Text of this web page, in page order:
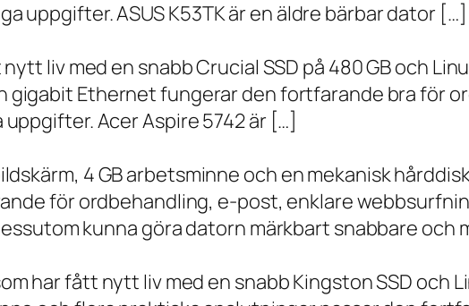
uppgifter. ASUS K53TK är en äldre bärbar dator […]
liv med en snabb Crucial SSD på 480 GB och
gigabit Ethernet fungerar den fortfarande bra för
Acer Aspire 5742 är […]
4 GB arbetsminne och en mekanisk
för ordbehandling, e-post, enklare
kunna göra datorn märkbart snabbare och
har fått nytt liv med en snabb Kingston SSD och